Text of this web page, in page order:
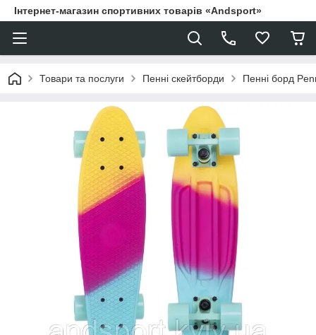
Інтернет-магазин спортивних товарів «Andsport»
Товари та послуги Пенні скейтборди Пенні борд